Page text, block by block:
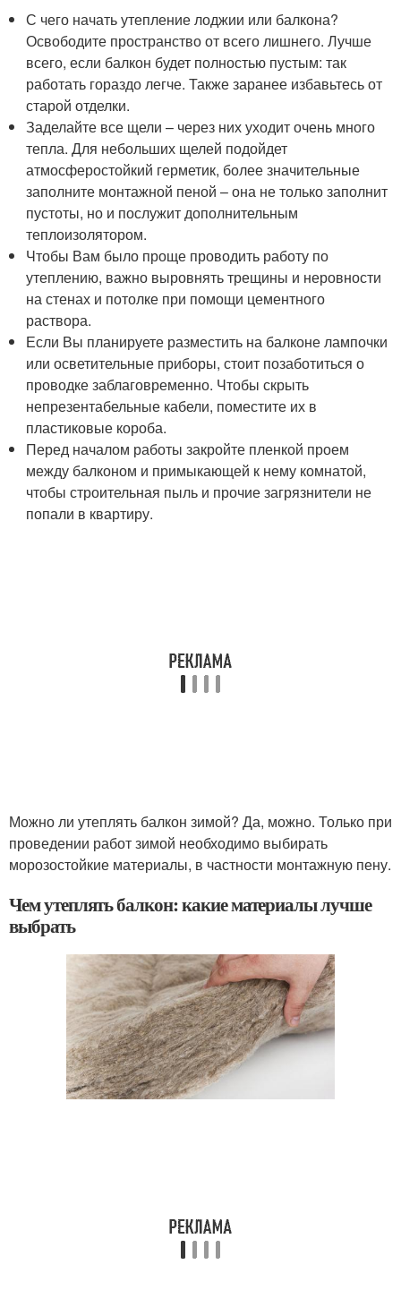
С чего начать утепление лоджии или балкона?
Освободите пространство от всего лишнего. Лучше
всего, если балкон будет полностью пустым: так
работать гораздо легче. Также заранее избавьтесь от
старой отделки.
Заделайте все щели – через них уходит очень много
тепла. Для небольших щелей подойдет
атмосферостойкий герметик, более значительные
заполните монтажной пеной – она не только заполнит
пустоты, но и послужит дополнительным
теплоизолятором.
Чтобы Вам было проще проводить работу по
утеплению, важно выровнять трещины и неровности
на стенах и потолке при помощи цементного
раствора.
Если Вы планируете разместить на балконе лампочки
или осветительные приборы, стоит позаботиться о
проводке заблаговременно. Чтобы скрыть
непрезентабельные кабели, поместите их в
пластиковые короба.
Перед началом работы закройте пленкой проем
между балконом и примыкающей к нему комнатой,
чтобы строительная пыль и прочие загрязнители не
попали в квартиру.
Можно ли утеплять балкон зимой? Да, можно. Только при
проведении работ зимой необходимо выбирать
морозостойкие материалы, в частности монтажную пену.
Чем утеплять балкон: какие материалы лучше
выбрать